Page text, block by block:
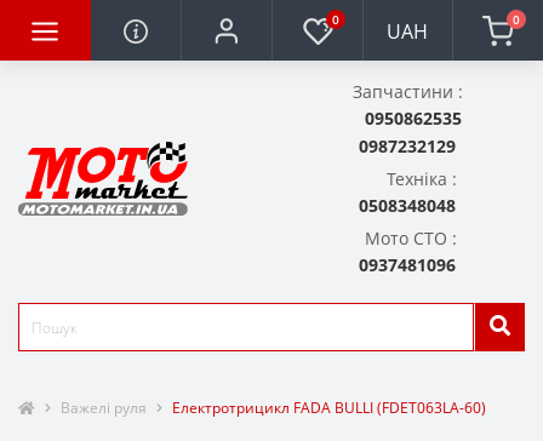
0 UAH 0
Запчастини :
0950862535
0987232129
Техніка :
0508348048
Мото СТО :
0937481096
Важелі руля Електротрицикл FADA BULLI (FDET063LA-60)